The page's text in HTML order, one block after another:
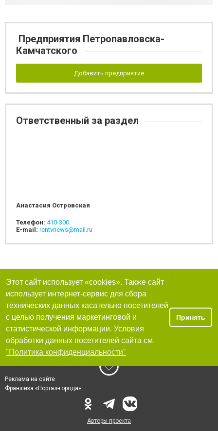
Предприятия Петропавловска-
Камчатского
Добавить предприятие
Ответственный за раздел
Анастасия Островская
Телефон: 410-300
E-mail: rentvnews@mail.ru
Этот сайт использует «cookies». Также сайт
использует интернет-сервис для сбора
технических данных касательно посетителей
с целью получения маркетинговой и
статистической информации. Условия
обработки данных посетителей сайта см.
"Политика конфиденциальности"
Принять
Реклама на сайте
Франшиза «Портал-города»
Авторы проекта